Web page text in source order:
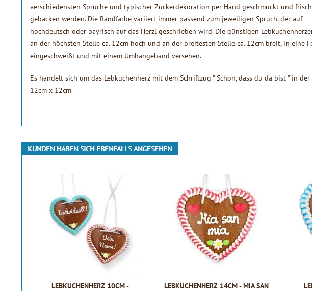
verschiedensten Sprüche und typischer Zuckerdekoration per Hand geschmückt und frisch
gebacken werden. Die Randfarbe variiert immer passend zum jeweiligen Spruch, der auf
hochdeutsch oder bayrisch auf das Herzl geschrieben wird. Die günstigen
an der höchsten Stelle ca. 12cm hoch und an der breitesten Stelle ca. 12cm breit, in eine
eingeschweißt und mit einem Umhängeband versehen.
Es handelt sich um das Lebkuchenherz mit dem Schriftzug " Schön, dass du da bist " in der
12cm x 12cm.
KUNDEN HABEN SICH EBENFALLS ANGESEHEN
LEBKUCHENHERZ 10CM -
LEBKUCHENHERZ 14CM - MIA SAN